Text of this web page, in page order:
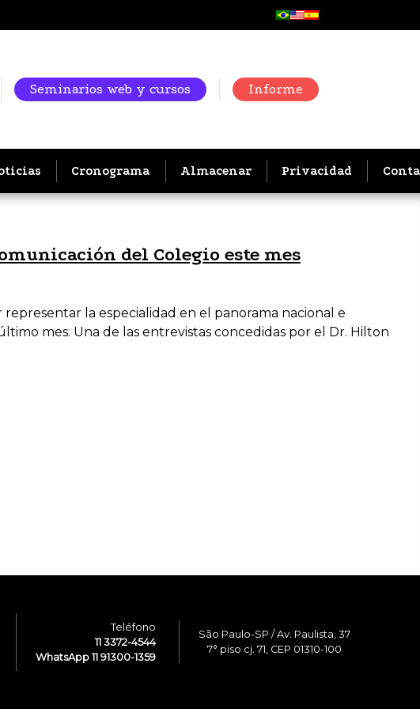
Seminarios web y cursos Informe
Cronograma Almacenar Privacidad
del Colegio este mes
la especialidad en el panorama nacional e
mes. Una de las entrevistas concedidas por el Dr. Hilton
Teléfono
11 3372-4544
WhatsApp 11 91300-1359
São Paulo-SP / Av. Paulista, 37
7° piso cj. 71, CEP 01310-100